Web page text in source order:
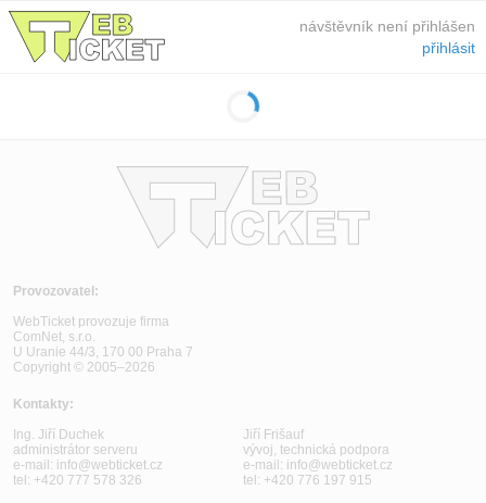
návštěvník není přihlášen
přihlásit
Provozovatel:
WebTicket provozuje firma
ComNet, s.r.o.
U Uranie 44/3, 170 00 Praha 7
Copyright © 2005–2026
Kontakty:
Ing. Jiří Duchek
administrátor serveru
e-mail: info@webticket.cz
tel: +420 777 578 326
Jiří Frišauf
vývoj, technická podpora
e-mail: info@webticket.cz
tel: +420 776 197 915